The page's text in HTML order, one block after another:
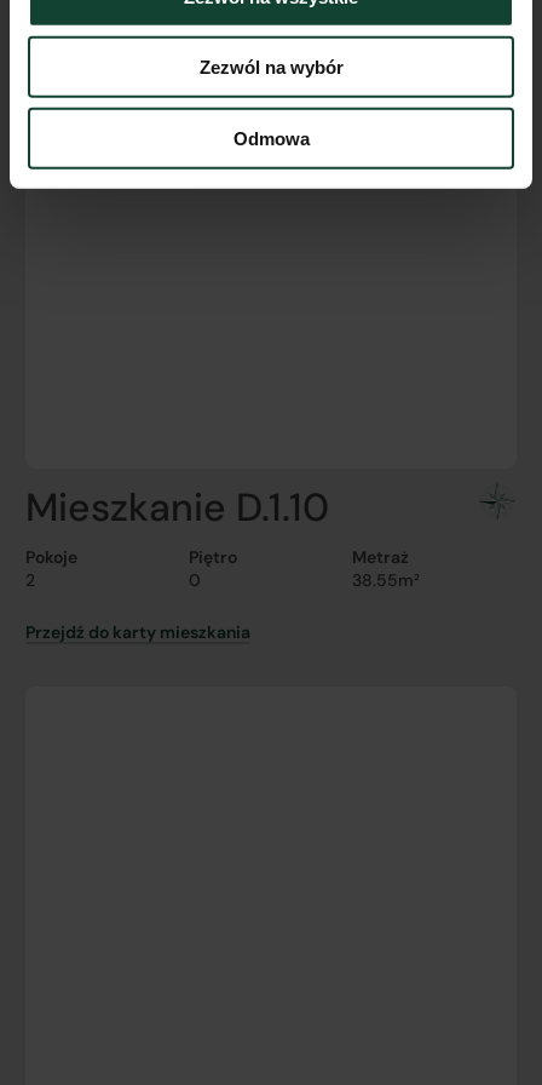
Zezwól na wybór
Odmowa
Mieszkanie D.1.10
Pokoje
2
Piętro
0
Metraż
38.55m²
Przejdź do karty mieszkania